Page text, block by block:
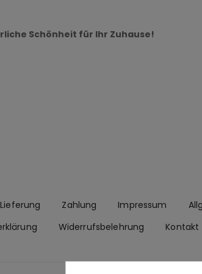
Schönheit für Ihr Zuhause!
Lieferung Zahlung Impressum
Widerrufsbelehrung Kontakt